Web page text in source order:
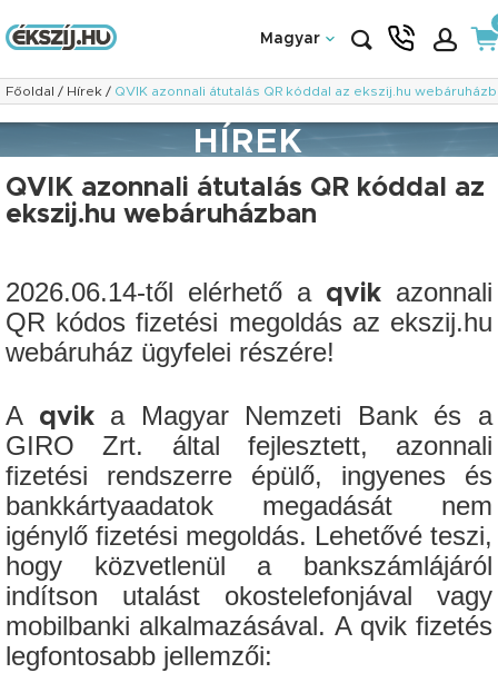
Magyar
Főoldal / Hírek / QVIK azonnali átutalás QR kóddal az ekszij.hu
HÍREK
QVIK azonnali átutalás QR kóddal az
ekszij.hu webáruházban
2026.06.14-től elérhető a qvik azonnali
QR kódos fizetési megoldás az ekszij.hu
webáruház ügyfelei részére!
A qvika Magyar Nemzeti Bank és a
GIRO Zrt. által fejlesztett, azonnali
fizetési rendszerre épülő, ingyenes és
bankkártyaadatok megadását nem
igénylő fizetési megoldás. Lehetővé teszi,
hogy közvetlenül a bankszámlájáról
indítson utalást okostelefonjával vagy
mobilbanki alkalmazásával. A qvik fizetés
legfontosabb jellemzői: